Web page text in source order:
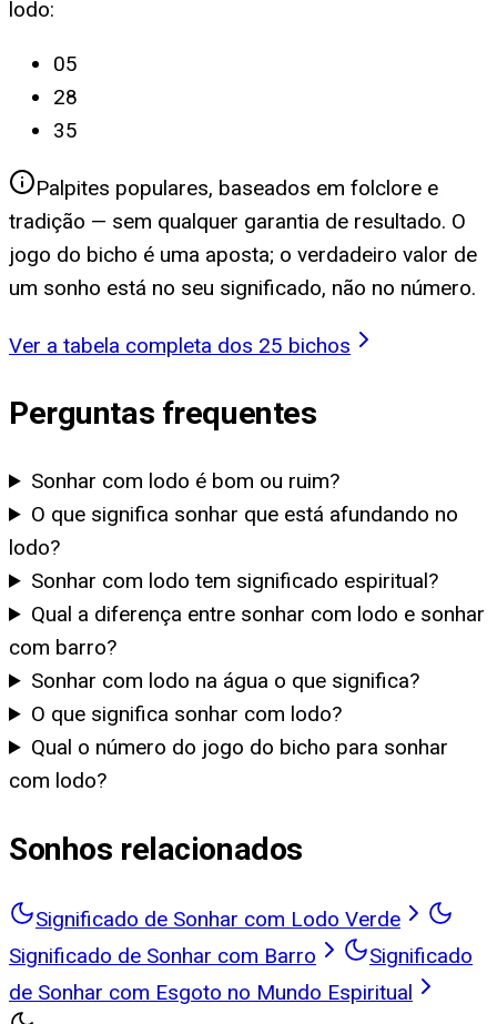
lodo:
05
28
35
Palpites populares, baseados em folclore e
tradição — sem qualquer garantia de resultado. O
jogo do bicho é uma aposta; o verdadeiro valor de
um sonho está no seu significado, não no número.
Ver a tabela completa dos 25 bichos
Perguntas frequentes
Sonhar com lodo é bom ou ruim?
O que significa sonhar que está afundando no
lodo?
Sonhar com lodo tem significado espiritual?
Qual a diferença entre sonhar com lodo e sonhar
com barro?
Sonhar com lodo na água o que significa?
O que significa sonhar com lodo?
Qual o número do jogo do bicho para sonhar
com lodo?
Sonhos relacionados
Significado de Sonhar com Lodo Verde
Significado de Sonhar com Barro
Significado
de Sonhar com Esgoto no Mundo Espiritual